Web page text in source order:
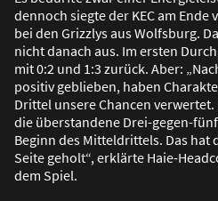
dennoch siegte der KEC am
bei den Grizzlys aus Wolfsburg.
nicht danach aus. Im ersten
mit 0:2 und 1:3 zurück. Aber:
positiv geblieben, haben
Drittel unsere Chancen verwertet.
die überstandene Drei-gegen-
Beginn des Mitteldrittels. Das hat
Seite geholt“, erklärte Haie-
dem Spiel.